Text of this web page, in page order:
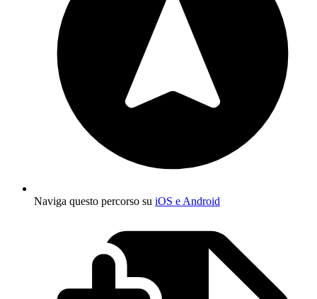
Naviga questo percorso su iOS e Android